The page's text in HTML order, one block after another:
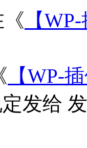
【
【WP-
发给